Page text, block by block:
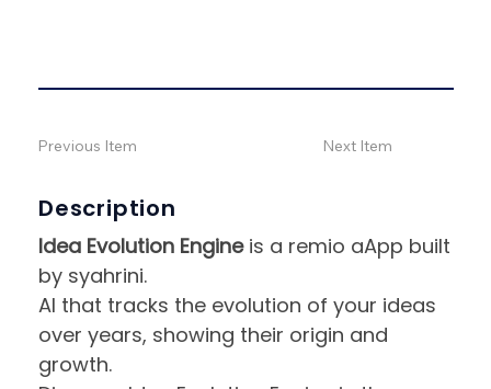
Description
Idea Evolution Engineis a remio aApp built
by syahrini.
AI that tracks the evolution of your ideas
over years, showing their origin and
growth.
Previous Item Next Item